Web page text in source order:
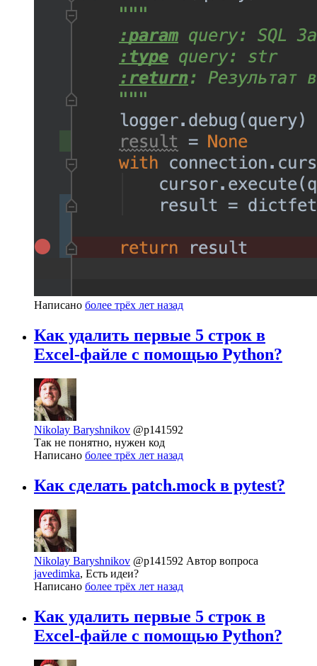
Написано более трёх лет назад
Как удалить первые 5 строк в
Excel-файле с помощью Python?
Nikolay Baryshnikov @p141592
Так не понятно, нужен код
Написано более трёх лет назад
Как сделать patch.mock в pytest?
Nikolay Baryshnikov @p141592 Автор вопроса
javedimka, Есть идеи?
Написано более трёх лет назад
Как удалить первые 5 строк в
Excel-файле с помощью Python?